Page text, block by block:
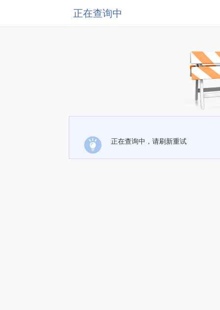
正在查询中
正在查询中，请刷新重试